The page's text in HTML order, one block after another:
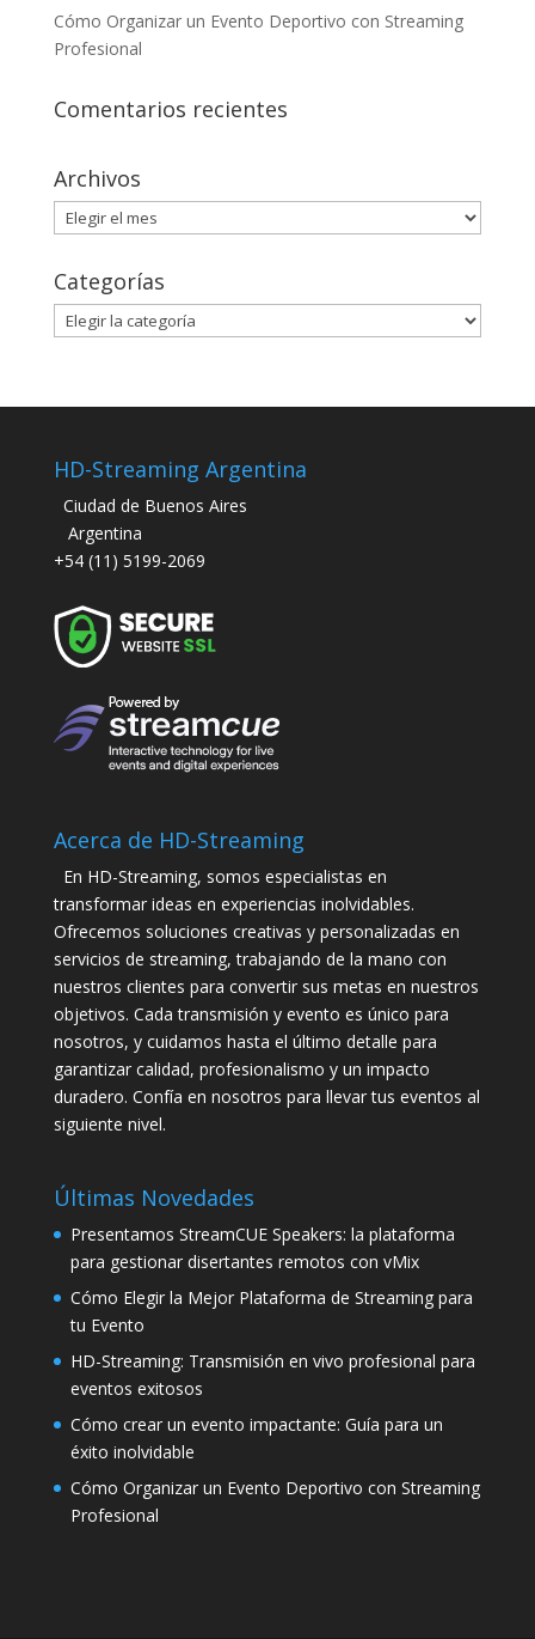
Cómo Organizar un Evento Deportivo con Streaming
Profesional
Comentarios recientes
Archivos
Archivos
Categorías
Categorías
HD-Streaming Argentina
Ciudad de Buenos Aires
Argentina
+54 (11) 5199-2069
Acerca de HD-Streaming
En HD-Streaming, somos especialistas en
transformar ideas en experiencias inolvidables.
Ofrecemos soluciones creativas y personalizadas en
servicios de streaming, trabajando de la mano con
nuestros clientes para convertir sus metas en nuestros
objetivos. Cada transmisión y evento es único para
nosotros, y cuidamos hasta el último detalle para
garantizar calidad, profesionalismo y un impacto
duradero. Confía en nosotros para llevar tus eventos al
siguiente nivel.
Últimas Novedades
Presentamos StreamCUE Speakers: la plataforma
para gestionar disertantes remotos con vMix
Cómo Elegir la Mejor Plataforma de Streaming para
tu Evento
HD-Streaming: Transmisión en vivo profesional para
eventos exitosos
Cómo crear un evento impactante: Guía para un
éxito inolvidable
Cómo Organizar un Evento Deportivo con Streaming
Profesional